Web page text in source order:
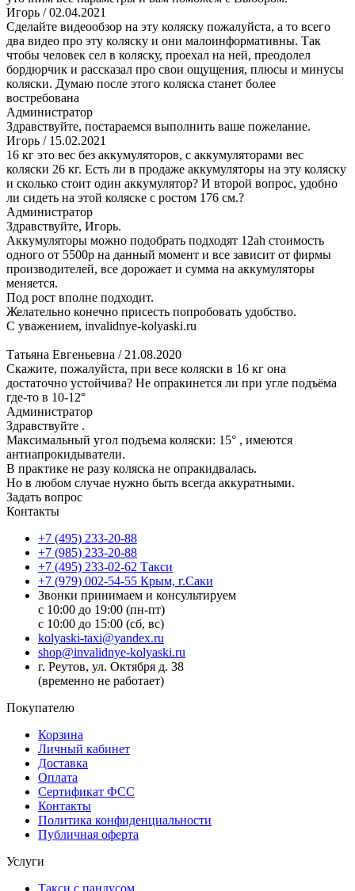
Игорь / 02.04.2021
Сделайте видеообзор на эту коляску пожалуйста, а то всего
два видео про эту коляску и они малоинформативны. Так
чтобы человек сел в коляску, проехал на ней, преодолел
бордюрчик и рассказал про свои ощущения, плюсы и минусы
коляски. Думаю после этого коляска станет более
востребована
Администратор
Здравствуйте, постараемся выполнить ваше пожелание.
Игорь / 15.02.2021
16 кг это вес без аккумуляторов, с аккумуляторами вес
коляски 26 кг. Есть ли в продаже аккумуляторы на эту коляску
и сколько стоит один аккумулятор? И второй вопрос, удобно
ли сидеть на этой коляске с ростом 176 см.?
Администратор
Здравствуйте, Игорь.
Аккумуляторы можно подобрать подходят 12ah стоимость
одного от 5500р на данный момент и все зависит от фирмы
производителей, все дорожает и сумма на аккумуляторы
меняется.
Под рост вполне подходит.
Желательно конечно присесть попробовать удобство.
С уважением, invalidnye-kolyaski.ru
Татьяна Евгеньевна / 21.08.2020
Скажите, пожалуйста, при весе коляски в 16 кг она
достаточно устойчива? Не опракинется ли при угле подъёма
где-то в 10-12°
Администратор
Здравствуйте .
Максимальный угол подъема коляски: 15° , имеются
антиапрокидыватели.
В практике не разу коляска не опракидвалась.
Но в любом случае нужно быть всегда аккуратными.
Задать вопрос
Контакты
+7 (495) 233-20-88
+7 (985) 233-20-88
+7 (495) 233-02-62 Такси
+7 (979) 002-54-55 Крым, г.Саки
Звонки принимаем и консультируем
с 10:00 до 19:00 (пн-пт)
с 10:00 до 15:00 (сб, вс)
kolyaski-taxi@yandex.ru
shop@invalidnye-kolyaski.ru
г. Реутов, ул. Октября д. 38
(временно не работает)
Покупателю
Корзина
Личный кабинет
Доставка
Оплата
Сертификат ФСС
Контакты
Политика конфиденциальности
Публичная оферта
Услуги